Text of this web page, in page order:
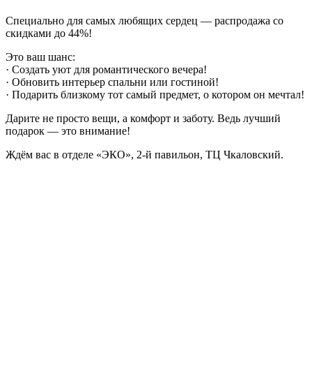
Специально для самых любящих сердец — распродажа со
скидками до 44%!
Это ваш шанс:
· Создать уют для романтического вечера!
· Обновить интерьер спальни или гостиной!
· Подарить близкому тот самый предмет, о котором он мечтал!
Дарите не просто вещи, а комфорт и заботу. Ведь лучший
подарок — это внимание!
Ждём вас в отделе «ЭКО», 2-й павильон, ТЦ Чкаловский.